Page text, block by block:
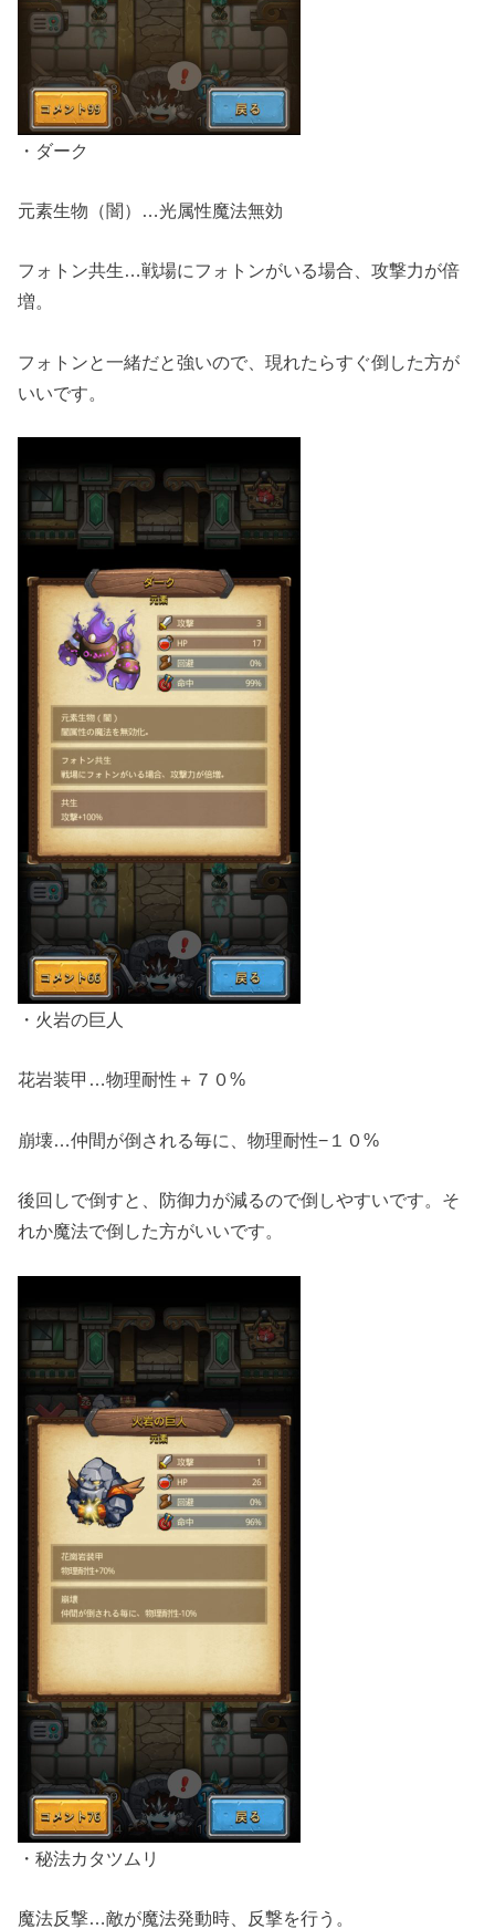
・ダーク
元素生物（闇）…光属性魔法無効
フォトン共生…戦場にフォトンがいる場合、攻撃力が倍
増。
フォトンと一緒だと強いので、現れたらすぐ倒した方が
いいです。
・火岩の巨人
花岩装甲…物理耐性＋７０%
崩壊…仲間が倒される毎に、物理耐性−１０%
後回しで倒すと、防御力が減るので倒しやすいです。そ
れか魔法で倒した方がいいです。
・秘法カタツムリ
魔法反撃…敵が魔法発動時、反撃を行う。